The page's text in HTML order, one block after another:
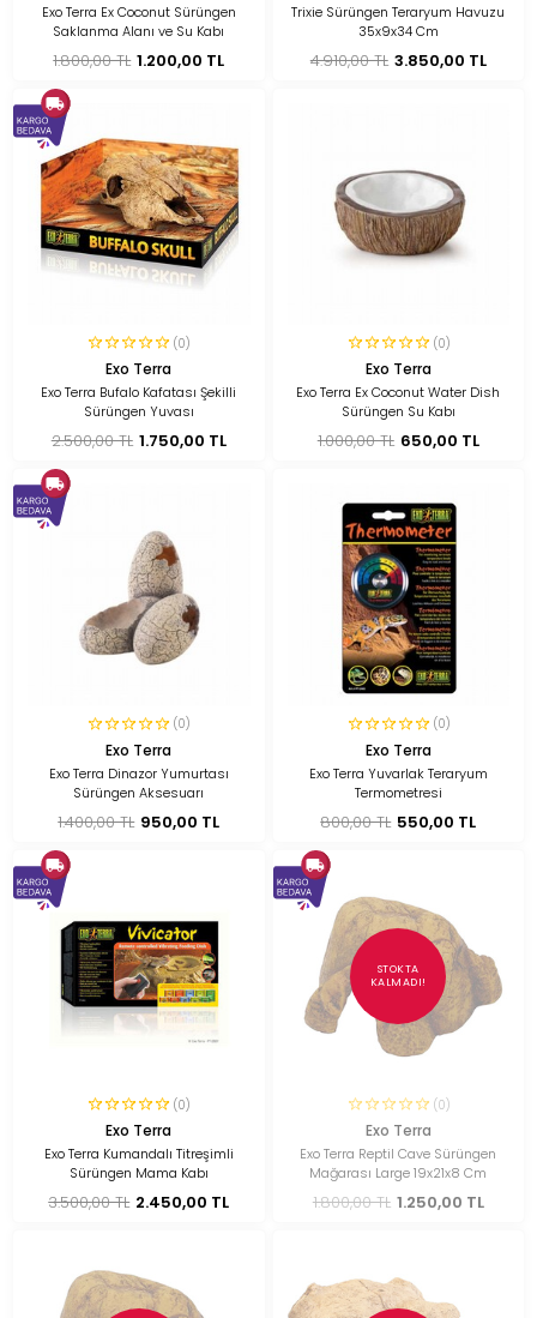
Exo Terra Ex Coconut Sürüngen
Saklanma Alanı ve Su Kabı
1.800,00 TL 1.200,00 TL
Trixie Sürüngen Teraryum Havuzu
35x9x34 Cm
4.910,00 TL 3.850,00 TL
(0)
Exo Terra
Exo Terra Bufalo Kafatası Şekilli
Sürüngen Yuvası
2.500,00 TL 1.750,00 TL
(0)
Exo Terra
Exo Terra Ex Coconut Water Dish
Sürüngen Su Kabı
1.000,00 TL 650,00 TL
(0)
Exo Terra
Exo Terra Dinazor Yumurtası
Sürüngen Aksesuarı
1.400,00 TL 950,00 TL
(0)
Exo Terra
Exo Terra Yuvarlak Teraryum
Termometresi
800,00 TL 550,00 TL
(0)
Exo Terra
Exo Terra Kumandalı Titreşimli
Sürüngen Mama Kabı
3.500,00 TL 2.450,00 TL
STOKTA
KALMADI!
(0)
Exo Terra
Exo Terra Reptil Cave Sürüngen
Mağarası Large 19x21x8 Cm
1.800,00 TL 1.250,00 TL